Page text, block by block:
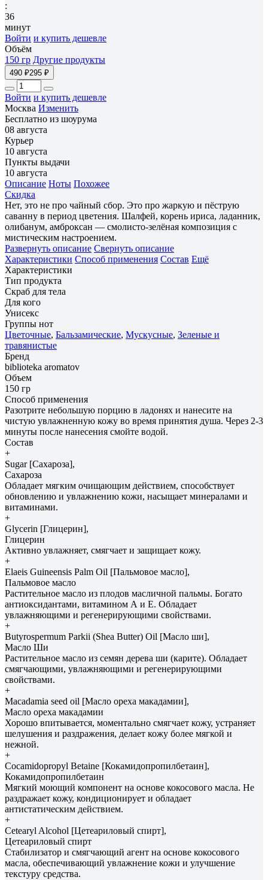
:
36
минут
Войти и купить дешевле
Объём
150 гр Другие продукты
490 ₽295 ₽
Войти и купить дешевле
Москва Изменить
Бесплатно из шоурума
08 августа
Курьер
10 августа
Пункты выдачи
10 августа
Описание Ноты Похожее
Скидка
Нет, это не про чайный сбор. Это про жаркую и пёструю
саванну в период цветения. Шалфей, корень ириса, ладанник,
олибанум, амброксан — смолисто-зелёная композиция с
мистическим настроением.
Развернуть описание Свернуть описание
Характеристики Способ применения Состав Ещё
Характеристики
Тип продукта
Скраб для тела
Для кого
Унисекс
Группы нот
Цветочные, Бальзамические, Мускусные, Зеленые и
травянистые
Бренд
biblioteka aromatov
Объем
150 гр
Способ применения
Разотрите небольшую порцию в ладонях и нанесите на
чистую увлажненную кожу во время принятия душа. Через 2-3
минуты после нанесения смойте водой.
Состав
+
Sugar [Сахароза],
Сахароза
Обладает мягким очищающим действием, способствует
обновлению и увлажнению кожи, насыщает минералами и
витаминами.
+
Glycerin [Глицерин],
Глицерин
Активно увлажняет, смягчает и защищает кожу.
+
Elaeis Guineensis Palm Oil [Пальмовое масло],
Пальмовое масло
Растительное масло из плодов масличной пальмы. Богато
антиоксидантами, витамином А и Е. Обладает
увлажняющими и регенерирующими свойствами.
+
Butyrospermum Parkii (Shea Butter) Oil [Масло ши],
Масло Ши
Растительное масло из семян дерева ши (карите). Обладает
смягчающими, увлажняющими и регенерирующими
свойствами.
+
Macadamia seed oil [Масло ореха макадамии],
Масло ореха макадамии
Хорошо впитывается, моментально смягчает кожу, устраняет
шелушения и раздражения, делает кожу более мягкой и
нежной.
+
Cocamidopropyl Betaine [Кокамидопропилбетаин],
Кокамидопропилбетаин
Мягкий моющий компонент на основе кокосового масла. Не
раздражает кожу, кондиционирует и обладает
антистатическим действием.
+
Cetearyl Alcohol [Цетеариловый спирт],
Цетеариловый спирт
Стабилизатор и смягчающий агент на основе кокосового
масла, обеспечивающий увлажнение кожи и улучшение
текстуру средства.